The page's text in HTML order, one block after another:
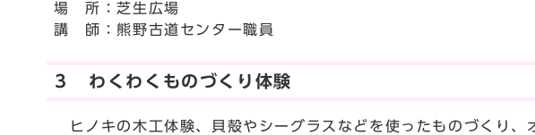
場 所：芝生広場
講 師：熊野古道センター職員
３ わくわくものづくり体験
ヒノキの木工体験、貝殻やシーグラスなどを使ったものづくり、